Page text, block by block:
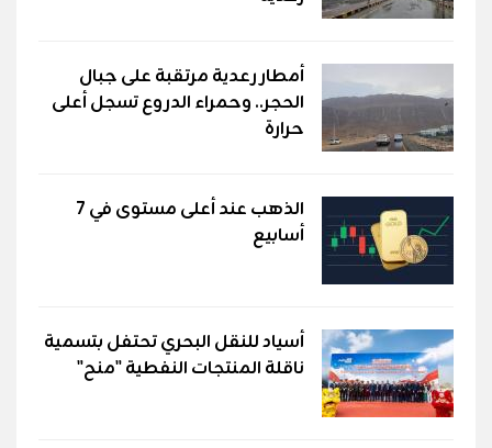
أمطار رعدية مرتقبة على جبال
الحجر.. وحمراء الدروع تسجل أعلى
حرارة
الذهب عند أعلى مستوى في 7
أسابيع
أسياد للنقل البحري تحتفل بتسمية
ناقلة المنتجات النفطية "منح"